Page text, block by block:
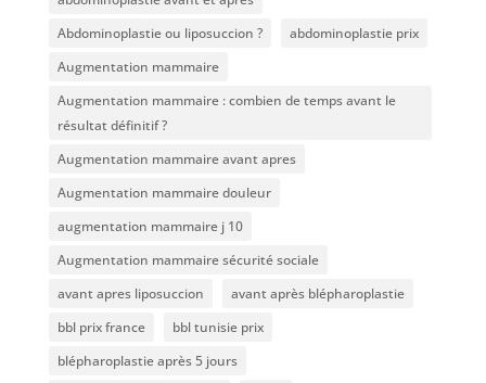
Abdominoplastie ou liposuccion ?
abdominoplastie prix
Augmentation mammaire
Augmentation mammaire : combien de temps avant le
résultat définitif ?
Augmentation mammaire avant apres
Augmentation mammaire douleur
augmentation mammaire j 10
Augmentation mammaire sécurité sociale
avant apres liposuccion
avant après blépharoplastie
bbl prix france
bbl tunisie prix
blépharoplastie après 5 jours